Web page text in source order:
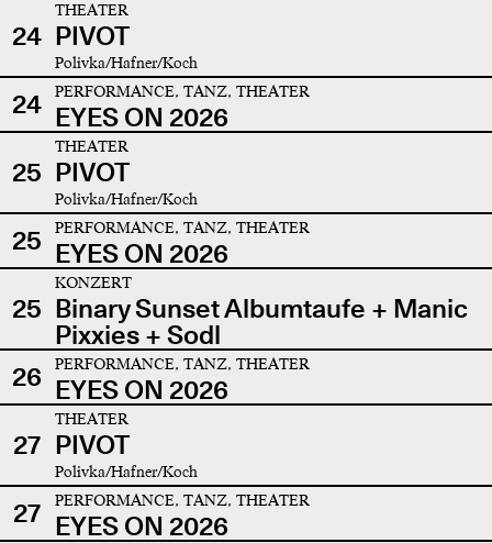
24
THEATER
PIVOT
Polivka/Hafner/Koch
24 PERFORMANCE, TANZ, THEATER
EYES ON 2026
25
THEATER
PIVOT
Polivka/Hafner/Koch
25 PERFORMANCE, TANZ, THEATER
EYES ON 2026
25
KONZERT
Binary Sunset Albumtaufe + Manic
Pixxies + Sodl
26
PERFORMANCE, TANZ, THEATER
EYES ON 2026
27
THEATER
PIVOT
Polivka/Hafner/Koch
27 PERFORMANCE, TANZ, THEATER
EYES ON 2026